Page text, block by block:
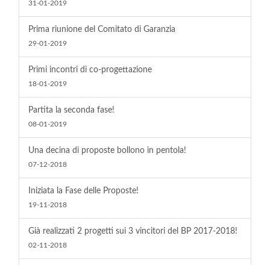
31-01-2019
Prima riunione del Comitato di Garanzia
29-01-2019
Primi incontri di co-progettazione
18-01-2019
Partita la seconda fase!
08-01-2019
Una decina di proposte bollono in pentola!
07-12-2018
Iniziata la Fase delle Proposte!
19-11-2018
Già realizzati 2 progetti sui 3 vincitori del BP 2017-2018!
02-11-2018